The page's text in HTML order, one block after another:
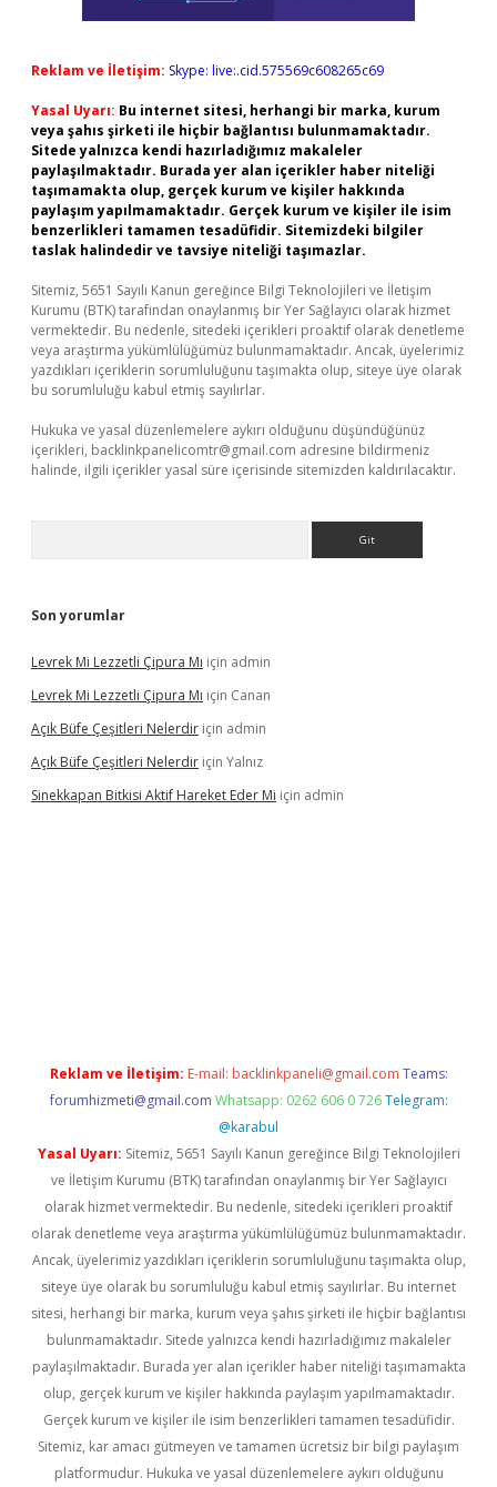
Reklam ve İletişim: Skype: live:.cid.575569c608265c69
Yasal Uyarı: Bu internet sitesi, herhangi bir marka, kurum
veya şahıs şirketi ile hiçbir bağlantısı bulunmamaktadır.
Sitede yalnızca kendi hazırladığımız makaleler
paylaşılmaktadır. Burada yer alan içerikler haber niteliği
taşımamakta olup, gerçek kurum ve kişiler hakkında
paylaşım yapılmamaktadır. Gerçek kurum ve kişiler ile isim
benzerlikleri tamamen tesadüfidir. Sitemizdeki bilgiler
taslak halindedir ve tavsiye niteliği taşımazlar.
Sitemiz, 5651 Sayılı Kanun gereğince Bilgi Teknolojileri ve İletişim
Kurumu (BTK) tarafından onaylanmış bir Yer Sağlayıcı olarak hizmet
vermektedir. Bu nedenle, sitedeki içerikleri proaktif olarak denetleme
veya araştırma yükümlülüğümüz bulunmamaktadır. Ancak, üyelerimiz
yazdıkları içeriklerin sorumluluğunu taşımakta olup, siteye üye olarak
bu sorumluluğu kabul etmiş sayılırlar.
Hukuka ve yasal düzenlemelere aykırı olduğunu düşündüğünüz
içerikleri, backlinkpanelicomtr@gmail.com adresine bildirmeniz
halinde, ilgili içerikler yasal süre içerisinde sitemizden kaldırılacaktır.
Son yorumlar
Levrek Mi Lezzetli Çipura Mı için admin
Levrek Mi Lezzetli Çipura Mı için Canan
Açık Büfe Çeşitleri Nelerdir için admin
Açık Büfe Çeşitleri Nelerdir için Yalnız
Sinekkapan Bitkisi Aktif Hareket Eder Mi için admin
Reklam ve İletişim: E-mail: backlinkpaneli@gmail.com Teams:
forumhizmeti@gmail.com Whatsapp: 0262 606 0 726 Telegram:
@karabul
Yasal Uyarı: Sitemiz, 5651 Sayılı Kanun gereğince Bilgi Teknolojileri
ve İletişim Kurumu (BTK) tarafından onaylanmış bir Yer Sağlayıcı
olarak hizmet vermektedir. Bu nedenle, sitedeki içerikleri proaktif
olarak denetleme veya araştırma yükümlülüğümüz bulunmamaktadır.
Ancak, üyelerimiz yazdıkları içeriklerin sorumluluğunu taşımakta olup,
siteye üye olarak bu sorumluluğu kabul etmiş sayılırlar. Bu internet
sitesi, herhangi bir marka, kurum veya şahıs şirketi ile hiçbir bağlantısı
bulunmamaktadır. Sitede yalnızca kendi hazırladığımız makaleler
paylaşılmaktadır. Burada yer alan içerikler haber niteliği taşımamakta
olup, gerçek kurum ve kişiler hakkında paylaşım yapılmamaktadır.
Gerçek kurum ve kişiler ile isim benzerlikleri tamamen tesadüfidir.
Sitemiz, kar amacı gütmeyen ve tamamen ücretsiz bir bilgi paylaşım
platformudur. Hukuka ve yasal düzenlemelere aykırı olduğunu